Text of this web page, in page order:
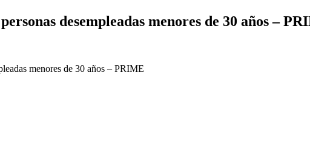
desempleadas menores de 30 años –
menores de 30 años – PRIME